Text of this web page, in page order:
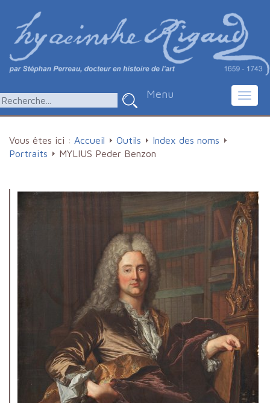
Menu
Vous êtes ici : Accueil Outils
Index des noms
Portraits
MYLIUS Peder Benzon